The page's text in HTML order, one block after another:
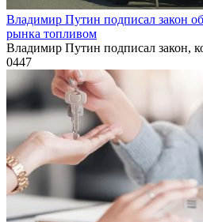
Владимир Путин подписал закон
рынка топливом
Владимир Путин подписал закон,
0447